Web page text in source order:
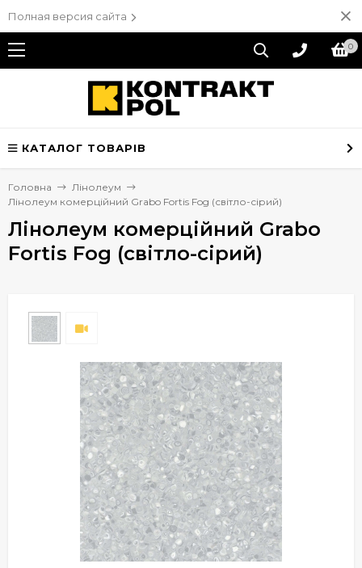
Полная версия сайта
0
КАТАЛОГ ТОВАРІВ
Головна
Лінолеум
Лінолеум комерційний Grabo Fortis Fog (світло-сірий)
Лінолеум комерційний Grabo
Fortis Fog (світло-сірий)